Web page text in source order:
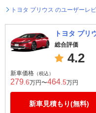
トヨタ プリウス のユーザーレ
トヨタ プリ
総合評価
4.2
新車価格 （税込）
279 .6万円〜464 .5万円
新車見積もり(無料)